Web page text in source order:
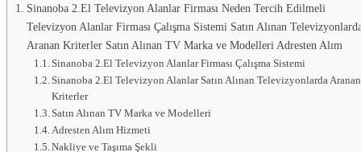
Sinanoba 2.El Televizyon Alanlar Firması Neden Tercih Edilmeli
Televizyon Alanlar Firması Çalışma Sistemi Satın Alınan
Aranan Kriterler Satın Alınan TV Marka ve Modelleri Adresten Alım
Sinanoba 2.El Televizyon Alanlar Firması Çalışma Sistemi
Sinanoba 2.El Televizyon Alanlar Satın Alınan Televizyonlarda Aranan
Kriterler
Satın Alınan TV Marka ve Modelleri
Adresten Alım Hizmeti
Nakliye ve Taşıma Şekli